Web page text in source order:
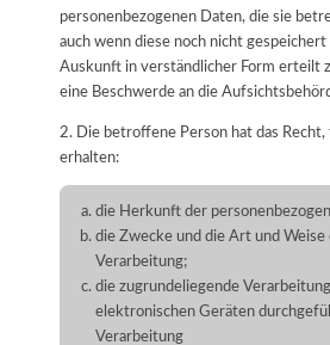
personenbezogenen Daten, die sie
auch wenn diese noch nicht
Auskunft in verständlicher Form erteilt
eine Beschwerde an die
2. Die betroffene Person hat das Recht,
erhalten:
die Herkunft der
die Zwecke und die Art und Weise
Verarbeitung;
die zugrundeliegende
elektronischen Geräten
Verarbeitung